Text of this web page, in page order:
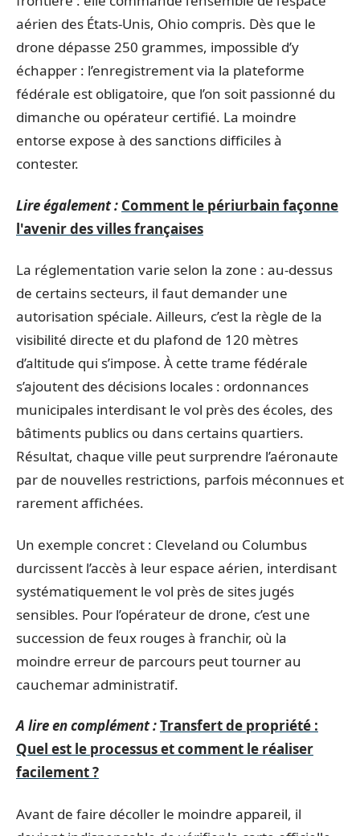
aérien des États-Unis, Ohio compris. Dès que le
drone dépasse 250 grammes, impossible d’y
échapper : l’enregistrement via la plateforme
fédérale est obligatoire, que l’on soit passionné du
dimanche ou opérateur certifié. La moindre
entorse expose à des sanctions difficiles à
contester.
Lire également : Comment le périurbain façonne
l'avenir des villes françaises
La réglementation varie selon la zone : au-dessus
de certains secteurs, il faut demander une
autorisation spéciale. Ailleurs, c’est la règle de la
visibilité directe et du plafond de 120 mètres
d’altitude qui s’impose. À cette trame fédérale
s’ajoutent des décisions locales : ordonnances
municipales interdisant le vol près des écoles, des
bâtiments publics ou dans certains quartiers.
Résultat, chaque ville peut surprendre l’aéronaute
par de nouvelles restrictions, parfois méconnues et
rarement affichées.
Un exemple concret : Cleveland ou Columbus
durcissent l’accès à leur espace aérien, interdisant
systématiquement le vol près de sites jugés
sensibles. Pour l’opérateur de drone, c’est une
succession de feux rouges à franchir, où la
moindre erreur de parcours peut tourner au
cauchemar administratif.
A lire en complément :Transfert de propriété :
Quel est le processus et comment le réaliser
facilement ?
Avant de faire décoller le moindre appareil, il